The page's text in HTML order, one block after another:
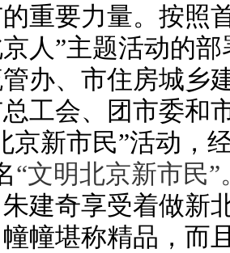
重要力量。按照
人”主题活动的
办、市住房城乡
工会、团市委和
京新市民”活动，
“文明北京新市民
朱建奇享受着做新
幢堪称精品，而